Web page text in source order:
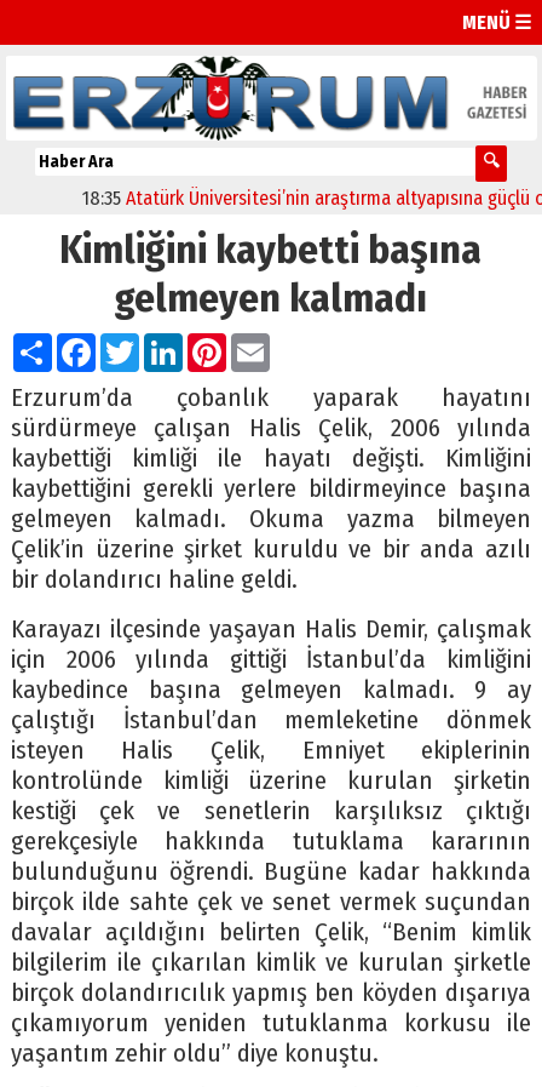
MENÜ ☰
Atatürk Üniversitesi’nin araştırma altyapısına güçlü onay
Kimliğini kaybetti başına
gelmeyen kalmadı
PaylaşFacebook
TwitterLinkedIn
Pinterest
Email
Erzurum’da çobanlık yaparak hayatını
sürdürmeye çalışan Halis Çelik, 2006 yılında
kaybettiği kimliği ile hayatı değişti. Kimliğini
kaybettiğini gerekli yerlere bildirmeyince başına
gelmeyen kalmadı. Okuma yazma bilmeyen
Çelik’in üzerine şirket kuruldu ve bir anda azılı
bir dolandırıcı haline geldi.
Karayazı ilçesinde yaşayan Halis Demir, çalışmak
için 2006 yılında gittiği İstanbul’da kimliğini
kaybedince başına gelmeyen kalmadı. 9 ay
çalıştığı İstanbul’dan memleketine dönmek
isteyen Halis Çelik, Emniyet ekiplerinin
kontrolünde kimliği üzerine kurulan şirketin
kestiği çek ve senetlerin karşılıksız çıktığı
gerekçesiyle hakkında tutuklama kararının
bulunduğunu öğrendi. Bugüne kadar hakkında
birçok ilde sahte çek ve senet vermek suçundan
davalar açıldığını belirten Çelik, “Benim kimlik
bilgilerim ile çıkarılan kimlik ve kurulan şirketle
birçok dolandırıcılık yapmış ben köyden dışarıya
çıkamıyorum yeniden tutuklanma korkusu ile
yaşantım zehir oldu” diye konuştu.